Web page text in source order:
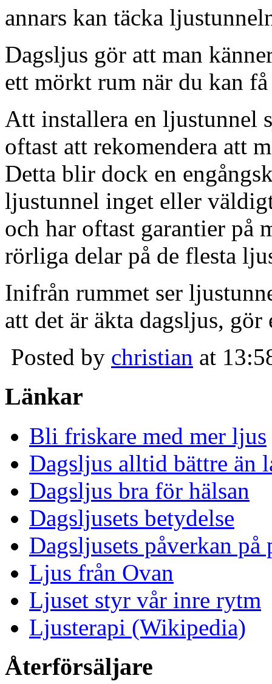
annars kan täcka
Dagsljus gör att man
ett mörkt rum när du kan
Att installera en ljustunnel
oftast att rekomendera att
Detta blir dock en
ljustunnel inget eller
och har oftast garantier på
rörliga delar på de flesta
Inifrån rummet ser
att det är äkta dagsljus,
Posted by christian at
Länkar
Bli friskare med mer ljus
Dagsljus alltid bättre än
Dagsljus bra för hälsan
Dagsljusets betydelse
Dagsljusets påverkan på
Ljus från Ovan
Ljuset styr vår inre rytm
Ljusterapi (Wikipedia)
Återförsäljare